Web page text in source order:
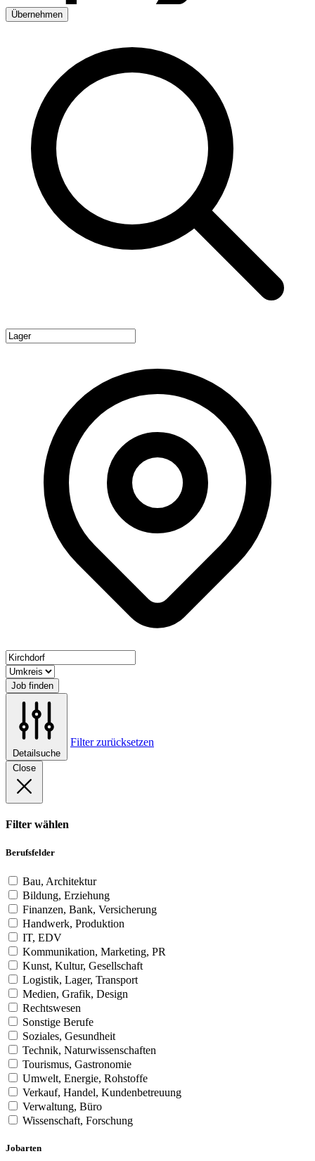
Übernehmen
Job finden
Detailsuche
Filter zurücksetzen
Close
Filter wählen
Berufsfelder
Bau, Architektur
Bildung, Erziehung
Finanzen, Bank, Versicherung
Handwerk, Produktion
IT, EDV
Kommunikation, Marketing, PR
Kunst, Kultur, Gesellschaft
Logistik, Lager, Transport
Medien, Grafik, Design
Rechtswesen
Sonstige Berufe
Soziales, Gesundheit
Technik, Naturwissenschaften
Tourismus, Gastronomie
Umwelt, Energie, Rohstoffe
Verkauf, Handel, Kundenbetreuung
Verwaltung, Büro
Wissenschaft, Forschung
Jobarten